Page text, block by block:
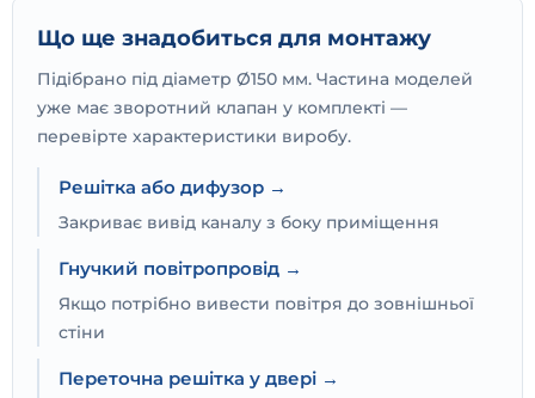
Що ще знадобиться для монтажу
Підібрано під діаметр Ø150 мм. Частина моделей
уже має зворотний клапан у комплекті —
перевірте характеристики виробу.
Решітка або дифузор →
Закриває вивід каналу з боку приміщення
Гнучкий повітропровід →
Якщо потрібно вивести повітря до зовнішньої
стіни
Переточна решітка у двері →